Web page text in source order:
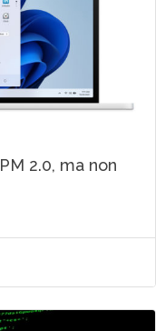
2.0, ma non